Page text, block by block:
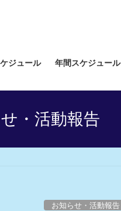
ジュール 年間スケジュール
・活動報告
お知らせ・活動報告